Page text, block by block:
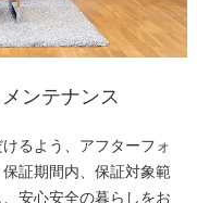
ンテナンス
るよう、アフターフォ
証期間内、保証対象範
安心安全の暮らしをお